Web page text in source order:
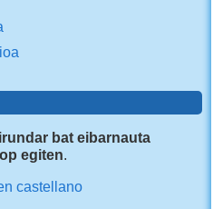
bat eibarnauta
egiten.
castellano